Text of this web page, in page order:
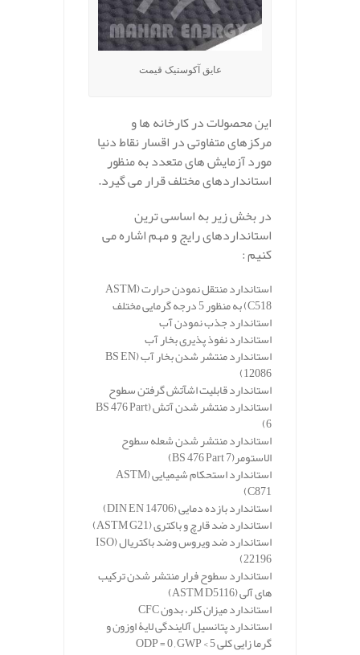
عایق آکوستیک قیمت
این محصولات در کارخانه ها و
مرکزهای متفاوتی در اقسار نقاط دنیا
مورد آزمایش های متعدد به منظور
استانداردهای مختلف قرار می گیرد.
در بخش زیر به اساسی ترین
استانداردهای رایج و مهم اشاره می
کنیم :
استاندارد منتقل نمودن حرارت (ASTM
C518) به منظور 5 درجه گرمایی مختلف
استاندارد جذب نمودن آب
استاندارد نفوذ پذیری بخار آب
استاندارد منتشر شدن بخار آب (BS EN
12086)
استاندارد قابلیت اشآتش گرفتن سطوح
استاندارد منتشر شدن آتش (BS 476 Part
6)
استاندارد منتشر شدن شعله سطوح
الاستومر(BS 476 Part 7)
استاندارد استحکام شیمیایی (ASTM
C871)
استاندارد بازده دمایی(DIN EN 14706)
استاندارد ضد قارچ و باکتری(ASTM G21)
استاندارد ضد ویروس وضد باکتریال (ISO
22196)
استاندارد سطوح فرار منتشر شدن ترکیب
های آلی(ASTM D5116)
استاندارد میزان کلر، بدونCFC
استاندارد پتانسیل آلایندگی لایۀ اوزون و
گرما زایی کلیODP = 0 , GWP < 5